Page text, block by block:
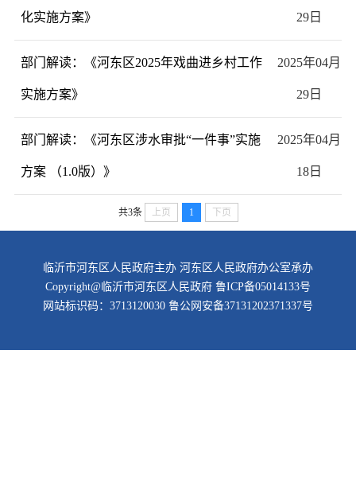
化实施方案》 29日
部门解读：《河东区2025年戏曲进乡村工作
实施方案》
2025年04月
29日
部门解读：《河东区涉水审批“一件事”实施
方案 （1.0版）》
2025年04月
18日
共3条 上页 1 下页